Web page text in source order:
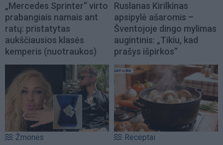
„Mercedes Sprinter“ virto
prabangiais namais ant
ratų: pristatytas
aukščiausios klasės
kemperis (nuotraukos)
Ruslanas Kirilkinas
apsipylė ašaromis –
Šventojoje dingo mylimas
augintinis: „Tikiu, kad
prašys išpirkos“
Žmonės Receptai